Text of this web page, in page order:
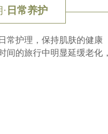
常护理，保持肌肤的健康
间的旅行中明显延缓老化
日常养护